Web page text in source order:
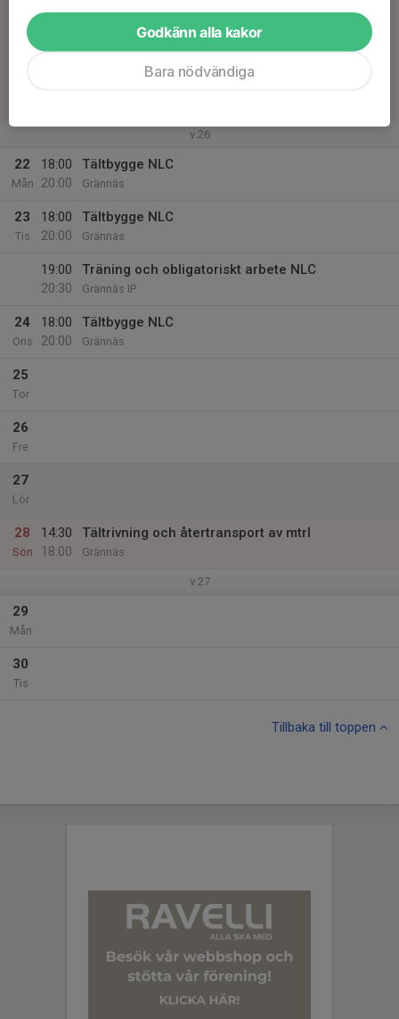
20
v.26
22
Mån
18:00
20:00
Tältbygge NLC
Grännäs
23
Tis
18:00
20:00
Tältbygge NLC
Grännäs
19:00
20:30
Träning och obligatoriskt arbete NLC
Grännäs IP
24
Ons
18:00
20:00
Tältbygge NLC
Grännäs
25
Tor
26
Fre
27
Lör
28
Sön
14:30
18:00
Tältrivning och återtransport av mtrl
Grännäs
v.27
29
Mån
30
Tis
Tillbaka till toppen
Godkänn alla kakor
Bara nödvändiga